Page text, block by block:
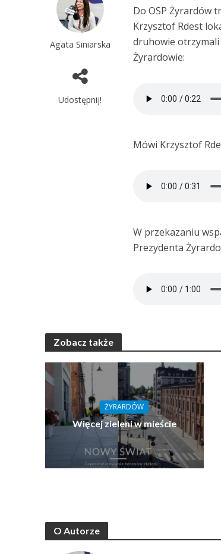
Agata Siniarska
Udostępnij!
Do OSP Żyrardów
Krzysztof Rdest
druhowie otrzymali
Żyrardowie:
Mówi Krzysztof
W przekazaniu
Prezydenta
Zobacz także
ŻYRARDÓW
Więcej zieleni w mieście
O Autorze